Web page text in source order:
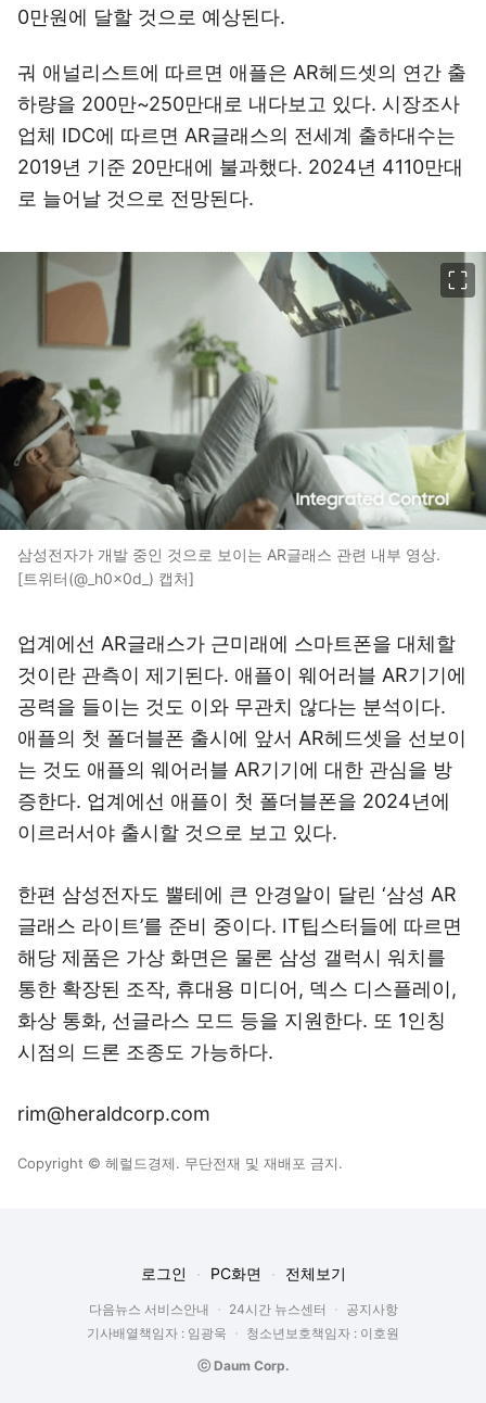
0만원에 달할 것으로 예상된다.
궈 애널리스트에 따르면 애플은 AR헤드셋의 연간 출
하량을 200만~250만대로 내다보고 있다. 시장조사
업체 IDC에 따르면 AR글래스의 전세계 출하대수는
2019년 기준 20만대에 불과했다. 2024년 4110만대
로 늘어날 것으로 전망된다.
삼성전자가 개발 중인 것으로 보이는 AR글래스 관련 내부 영상.
[트위터(@_h0x0d_) 캡처]
업계에선 AR글래스가 근미래에 스마트폰을 대체할
것이란 관측이 제기된다. 애플이 웨어러블 AR기기에
공력을 들이는 것도 이와 무관치 않다는 분석이다.
애플의 첫 폴더블폰 출시에 앞서 AR헤드셋을 선보이
는 것도 애플의 웨어러블 AR기기에 대한 관심을 방
증한다. 업계에선 애플이 첫 폴더블폰을 2024년에
이르러서야 출시할 것으로 보고 있다.
한편 삼성전자도 뿔테에 큰 안경알이 달린 ‘삼성 AR
글래스 라이트’를 준비 중이다. IT팁스터들에 따르면
해당 제품은 가상 화면은 물론 삼성 갤럭시 워치를
통한 확장된 조작, 휴대용 미디어, 덱스 디스플레이,
화상 통화, 선글라스 모드 등을 지원한다. 또 1인칭
시점의 드론 조종도 가능하다.
rim@heraldcorp.com
Copyright © 헤럴드경제. 무단전재 및 재배포 금지.
로그인 PC화면 전체보기
다음뉴스 서비스안내 24시간 뉴스센터
공지사항
기사배열책임자 : 임광욱
청소년보호책임자 : 이호원
ⓒ Daum Corp.